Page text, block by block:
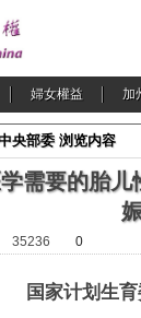
婦女權益 加
央部委 浏览内容
需要的胎
35236 0
国家计划生